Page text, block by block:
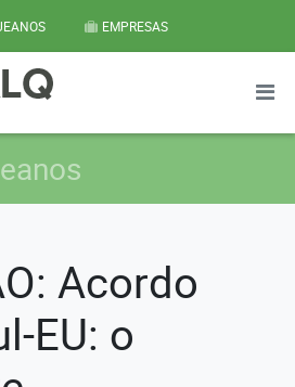
EMPRESAS
Acordo
EU: o